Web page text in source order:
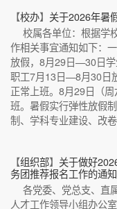
【校办】 关于2026年暑
校属各单位：根据学
作相关事宜通知如下：
放假，8月29日—30日
职工7月13日—8月30日
正常上班。8月29日（
班。暑假实行弹性放假
制、学科专业建设、改
【组织部】 关于做好
务团推荐报名工作的通知
各党委、党总支、直
人才工作领导小组办公